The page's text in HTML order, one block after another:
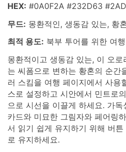
HEX: #0A0F2A #232D63
무드: 몽환적인, 생동감 있는, 황
최적 용도: 북부 투어를 위한 여
몽환적이고 생동감 있는, 이 오
는 씨폼으로 변하는 황혼의 순간
러 스킴을 여행 페이지에서 사용
스로 설정하고 시안에서 민트로
으로 시선을 이끌게 하세요. 가
카드와 미묘한 그림자와 페어링
서 읽기 쉽게 유지하기 위해 버
로 유지하세요.